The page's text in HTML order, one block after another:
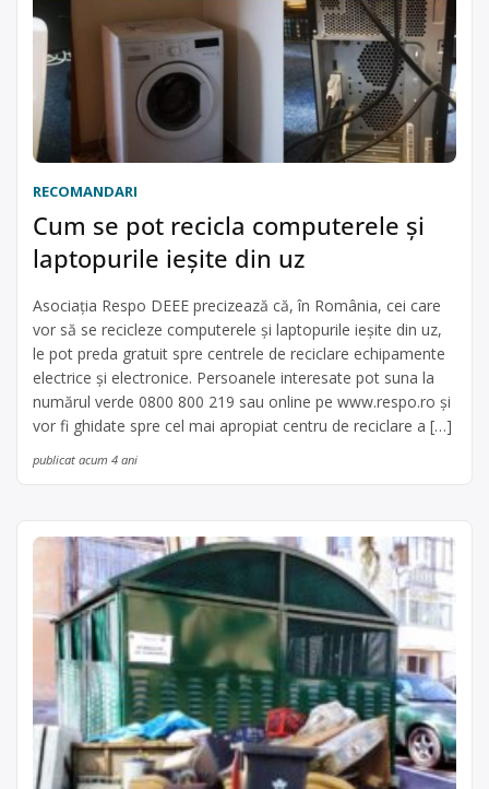
RECOMANDARI
Cum se pot recicla computerele şi
laptopurile ieşite din uz
Asociaţia Respo DEEE precizează că, în România, cei care
vor să se recicleze computerele şi laptopurile ieşite din uz,
le pot preda gratuit spre centrele de reciclare echipamente
electrice şi electronice. Persoanele interesate pot suna la
numărul verde 0800 800 219 sau online pe www.respo.ro şi
vor fi ghidate spre cel mai apropiat centru de reciclare a […]
publicat acum 4 ani